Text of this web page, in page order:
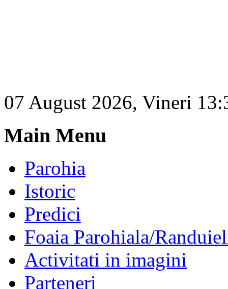
07 August 2026, Vineri
Main Menu
Parohia
Istoric
Predici
Foaia Parohiala/
Activitati in imagini
Parteneri